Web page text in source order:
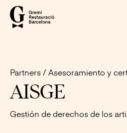
Partners Asesoramiento y
AISGE
Gestión de derechos de los